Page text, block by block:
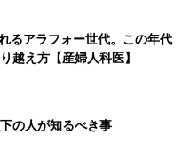
るアラフォー世代。この年代
越え方【産婦人科医】
の人が知るべき事